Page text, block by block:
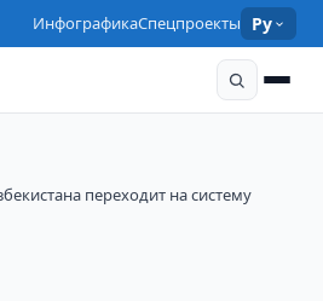
ИнфографикаСпецпроекты Ру
переходит на систему